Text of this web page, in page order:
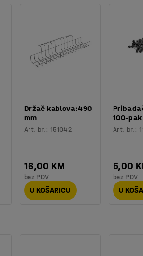
Držač kablova:490
mm
Art. br.: 151042
16,00 KM
bez PDV
U KOŠARICU
100-pak
Art. br.:
5,00
bez PDV
U